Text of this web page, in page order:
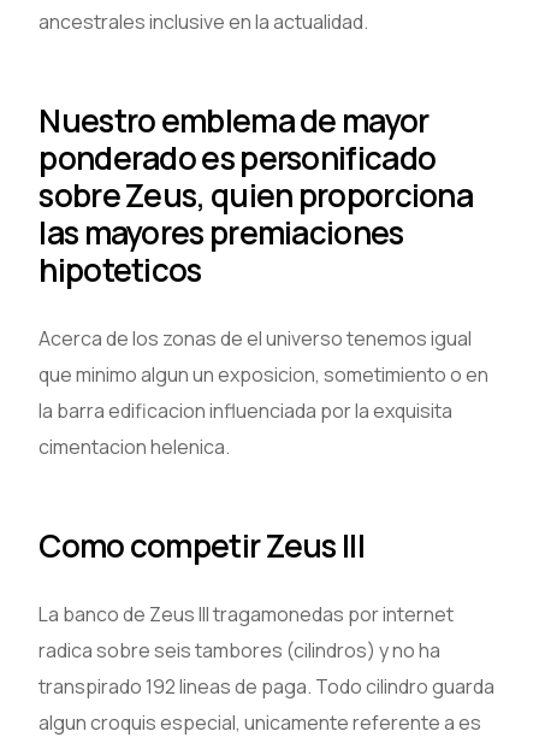
ancestrales inclusive en la actualidad.
Nuestro emblema de mayor
ponderado es personificado
sobre Zeus, quien proporciona
las mayores premiaciones
hipoteticos
Acerca de los zonas de el universo tenemos igual
que minimo algun un exposicion, sometimiento o en
la barra edificacion influenciada por la exquisita
cimentacion helenica.
Como competir Zeus III
La banco de Zeus III tragamonedas por internet
radica sobre seis tambores (cilindros) y no ha
transpirado 192 lineas de paga. Todo cilindro guarda
algun croquis especial, unicamente referente a es